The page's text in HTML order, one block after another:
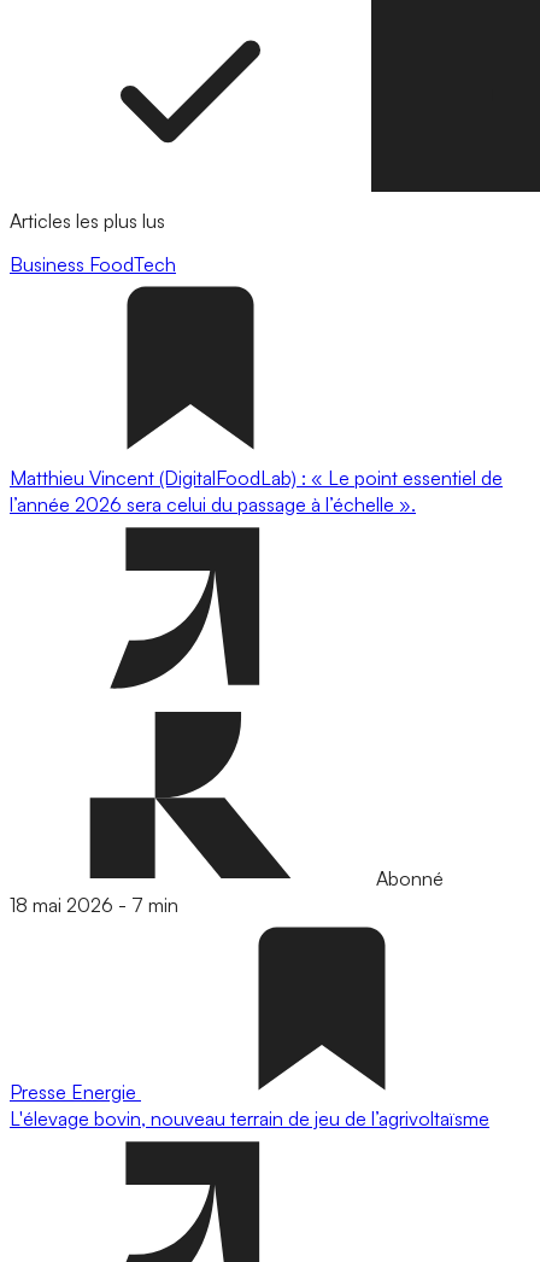
Articles les plus lus
Business FoodTech
Matthieu Vincent (DigitalFoodLab) : « Le point essentiel de
l’année 2026 sera celui du passage à l’échelle ».
Abonné
18 mai 2026 - 7 min
Presse Energie
L'élevage bovin, nouveau terrain de jeu de l’agrivoltaïsme